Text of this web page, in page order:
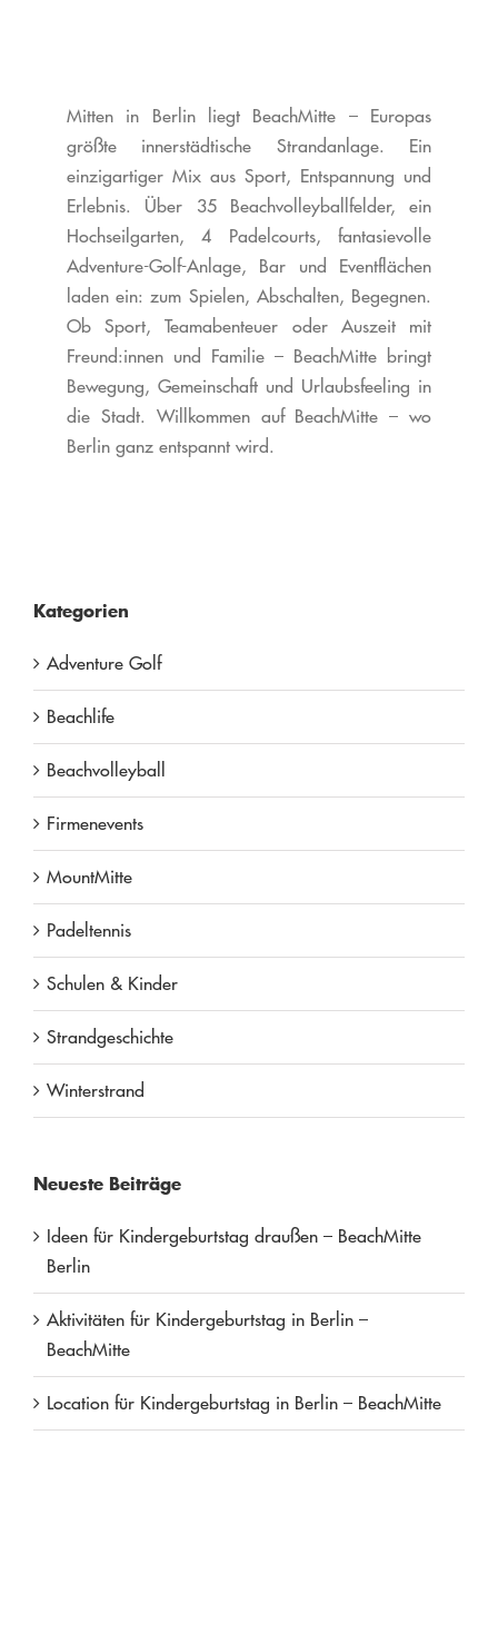
Mitten in Berlin liegt BeachMitte – Europas
größte innerstädtische Strandanlage. Ein
einzigartiger Mix aus Sport, Entspannung und
Erlebnis. Über 35 Beachvolleyballfelder, ein
Hochseilgarten, 4 Padelcourts, fantasievolle
Adventure-Golf-Anlage, Bar und Eventflächen
laden ein: zum Spielen, Abschalten, Begegnen.
Ob Sport, Teamabenteuer oder Auszeit mit
Freund:innen und Familie – BeachMitte bringt
Bewegung, Gemeinschaft und Urlaubsfeeling in
die Stadt. Willkommen auf BeachMitte – wo
Berlin ganz entspannt wird.
Kategorien
Adventure Golf
Beachlife
Beachvolleyball
Firmenevents
MountMitte
Padeltennis
Schulen & Kinder
Strandgeschichte
Winterstrand
Neueste Beiträge
Ideen für Kindergeburtstag draußen – BeachMitte
Berlin
Aktivitäten für Kindergeburtstag in Berlin –
BeachMitte
Location für Kindergeburtstag in Berlin – BeachMitte